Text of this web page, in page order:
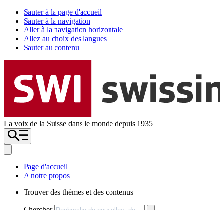
Sauter à la page d'accueil
Sauter à la navigation
Aller à la navigation horizontale
Allez au choix des langues
Sauter au contenu
La voix de la Suisse dans le monde depuis 1935
Page d'accueil
A notre propos
Trouver des thèmes et des contenus